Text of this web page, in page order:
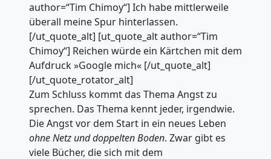
author=“Tim Chimoy“] Ich habe mittlerweile
überall meine Spur hinterlassen.
[/ut_quote_alt] [ut_quote_alt author=“Tim
Chimoy“] Reichen würde ein Kärtchen mit dem
Aufdruck »Google mich« [/ut_quote_alt]
[/ut_quote_rotator_alt]
Zum Schluss kommt das Thema Angst zu
sprechen. Das Thema kennt jeder, irgendwie.
Die Angst vor dem Start in ein neues Leben
ohne Netz und doppelten Boden. Zwar gibt es
viele Bücher, die sich mit dem